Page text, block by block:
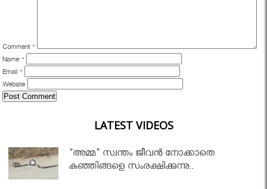
Comment *
Name *
Email *
Website
LATEST VIDEOS
"അമ്മ" സ്വന്തം ജീവൻ നോക്കാതെ
കുഞ്ഞിങ്ങളെ സംരക്ഷിക്കുന്നു..